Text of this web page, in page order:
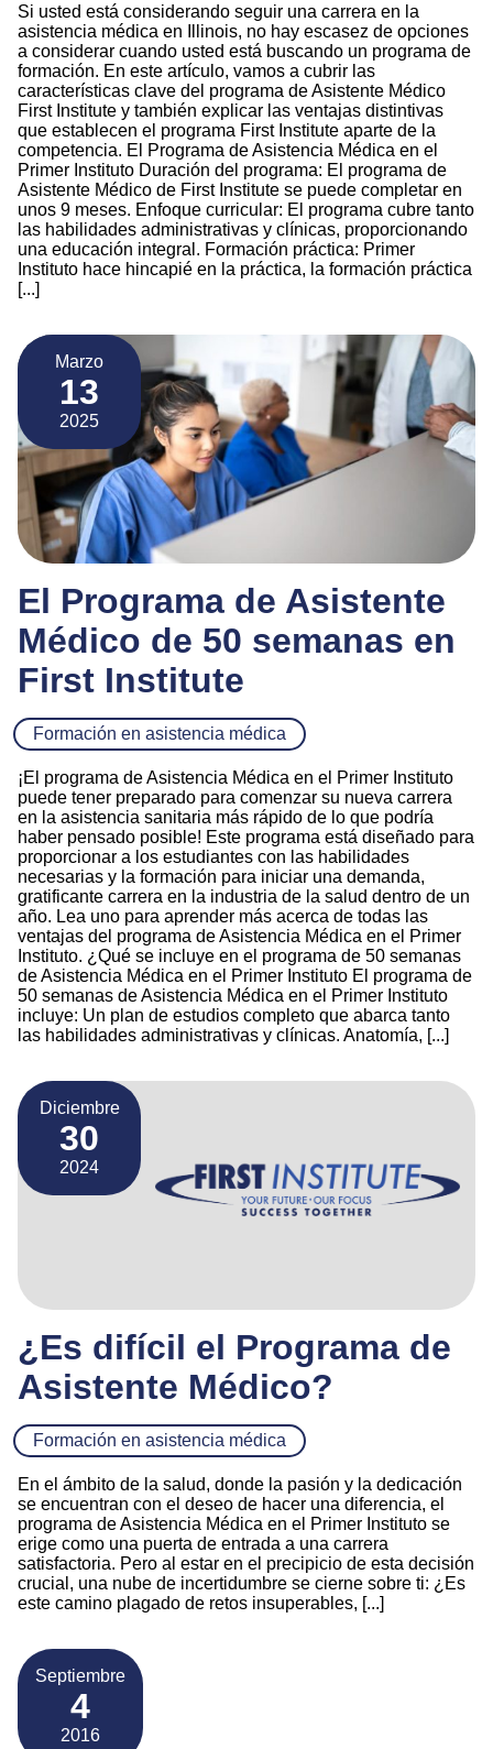
Si usted está considerando seguir una carrera en la
asistencia médica en Illinois, no hay escasez de opciones
a considerar cuando usted está buscando un programa de
formación. En este artículo, vamos a cubrir las
características clave del programa de Asistente Médico
First Institute y también explicar las ventajas distintivas
que establecen el programa First Institute aparte de la
competencia. El Programa de Asistencia Médica en el
Primer Instituto Duración del programa: El programa de
Asistente Médico de First Institute se puede completar en
unos 9 meses. Enfoque curricular: El programa cubre tanto
las habilidades administrativas y clínicas, proporcionando
una educación integral. Formación práctica: Primer
Instituto hace hincapié en la práctica, la formación práctica
[...]
Marzo
13
2025
El Programa de Asistente
Médico de 50 semanas en
First Institute
Formación en asistencia médica
¡El programa de Asistencia Médica en el Primer Instituto
puede tener preparado para comenzar su nueva carrera
en la asistencia sanitaria más rápido de lo que podría
haber pensado posible! Este programa está diseñado para
proporcionar a los estudiantes con las habilidades
necesarias y la formación para iniciar una demanda,
gratificante carrera en la industria de la salud dentro de un
año. Lea uno para aprender más acerca de todas las
ventajas del programa de Asistencia Médica en el Primer
Instituto. ¿Qué se incluye en el programa de 50 semanas
de Asistencia Médica en el Primer Instituto El programa de
50 semanas de Asistencia Médica en el Primer Instituto
incluye: Un plan de estudios completo que abarca tanto
las habilidades administrativas y clínicas. Anatomía, [...]
Diciembre
30
2024
¿Es difícil el Programa de
Asistente Médico?
Formación en asistencia médica
En el ámbito de la salud, donde la pasión y la dedicación
se encuentran con el deseo de hacer una diferencia, el
programa de Asistencia Médica en el Primer Instituto se
erige como una puerta de entrada a una carrera
satisfactoria. Pero al estar en el precipicio de esta decisión
crucial, una nube de incertidumbre se cierne sobre ti: ¿Es
este camino plagado de retos insuperables, [...]
Septiembre
4
2016